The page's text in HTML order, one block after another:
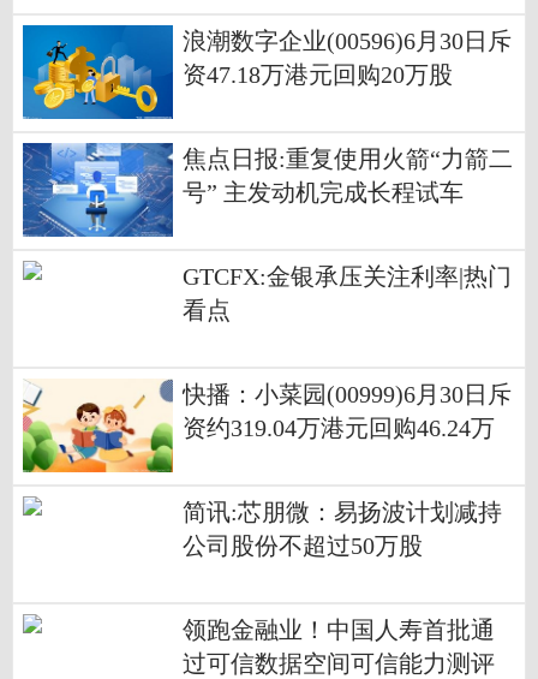
浪潮数字企业(00596)6月30日斥
资47.18万港元回购20万股
焦点日报:重复使用火箭“力箭二
号” 主发动机完成长程试车
GTCFX:金银承压关注利率|热门
看点
快播：小菜园(00999)6月30日斥
资约319.04万港元回购46.24万
简讯:芯朋微：易扬波计划减持
公司股份不超过50万股
领跑金融业！中国人寿首批通
过可信数据空间可信能力测评